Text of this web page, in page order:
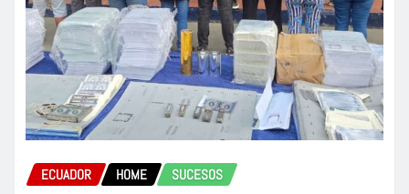
ECUADOR HOME SUCESOS